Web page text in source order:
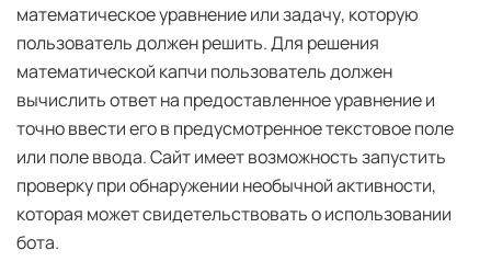
математическое уравнение или задачу, которую
пользователь должен решить. Для решения
математической капчи пользователь должен
вычислить ответ на предоставленное уравнение и
точно ввести его в предусмотренное текстовое поле
или поле ввода. Сайт имеет возможность запустить
проверку при обнаружении необычной активности,
которая может свидетельствовать о использовании
бота.